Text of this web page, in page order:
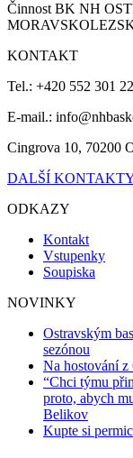
Činnost BK NH
KONTAKT
Tel.: +420 552 301
E-mail.:
Cingrova 10, 70200
DALŠÍ
ODKAZY
Kontakt
Vstupenky
Soupiska
NOVINKY
Ostravským
sezónou
Na hostování
“Chci týmu
proto, abych
Belikov
Kupte si